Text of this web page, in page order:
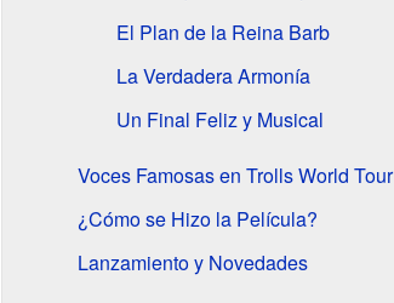
El Plan de la Reina Barb
La Verdadera Armonía
Un Final Feliz y Musical
Voces Famosas en Trolls World Tour
¿Cómo se Hizo la Película?
Lanzamiento y Novedades